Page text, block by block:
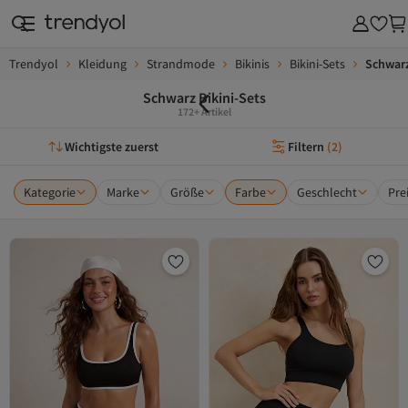
Trendyol Kleidung Strandmode Bikinis Bikini-Sets
Schwarz Bikini-Sets
172+ Artikel
Wichtigste zuerst Filtern (2)
Kategorie Marke Größe Farbe Geschlecht